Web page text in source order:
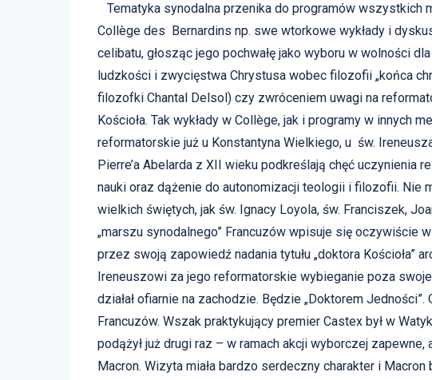
Tematyka synodalna przenika do programów wszystkich
Collège des Bernardins np. swe wtorkowe wykłady i
celibatu, głosząc jego pochwałę jako wyboru w wolności
ludzkości i zwycięstwa Chrystusa wobec filozofii „końca
filozofki Chantal Delsol) czy zwróceniem uwagi na
Kościoła. Tak wykłady w Collège, jak i programy w innych
reformatorskie już u Konstantyna Wielkiego, u św.
Pierre’a Abelarda z XII wieku podkreślają chęć uczynienia
nauki oraz dążenie do autonomizacji teologii i filozofii. Nie
wielkich świętych, jak św. Ignacy Loyola, św. Franciszek,
„marszu synodalnego” Francuzów wpisuje się oczywiście
przez swoją zapowiedź nadania tytułu „doktora Kościoła”
Ireneuszowi za jego reformatorskie wybieganie poza
działał ofiarnie na zachodzie. Będzie „Doktorem
Francuzów. Wszak praktykujący premier Castex był w
podążył już drugi raz – w ramach akcji wyborczej
Macron. Wizyta miała bardzo serdeczny charakter i